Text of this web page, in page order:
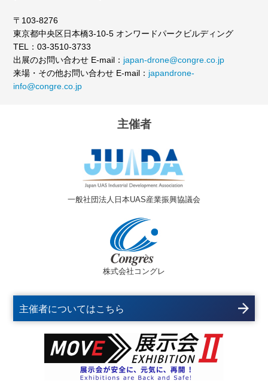
〒103-8276
東京都中央区日本橋3-10-5 オンワードパークビルディング
TEL：03-3510-3733
出展のお問い合わせ E-mail： japan-drone@congre.co.jp
来場・その他お問い合わせ E-mail： japandrone-
info@congre.co.jp
主催者
一般社団法人日本UAS産業振興協議会
株式会社コングレ
主催者についてはこちら